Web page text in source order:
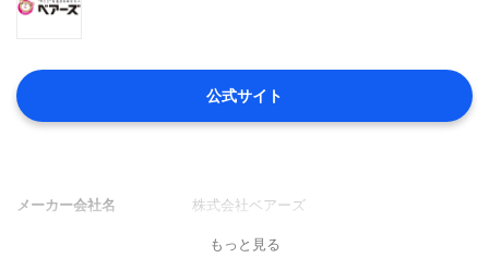
公式サイト
メーカー会社名 株式会社ベアーズ
もっと見る